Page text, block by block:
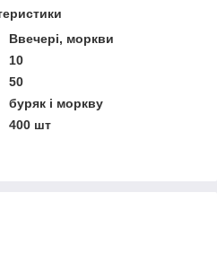
Ввечері, моркви
10
50
буряк і моркву
400 шт